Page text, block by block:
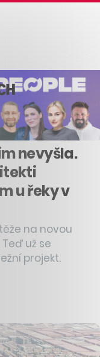
nevyšla.
u řeky v
na novou
už se
projekt.